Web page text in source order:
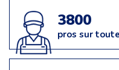
3800
pros sur